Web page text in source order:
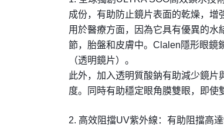
成份，有助防止鏡片表面的乾燥，增
用於醫療方面，因為它具有優異的水
節，胎盤和皮膚中。Clalen隱形眼鏡
（透明鏡片）。
此外，加入透明質酸鈉有助減少鏡
度。同時有助穩定眼角膜雙眼，即使
2. 高效阻擋UV紫外線：有助阻擋高